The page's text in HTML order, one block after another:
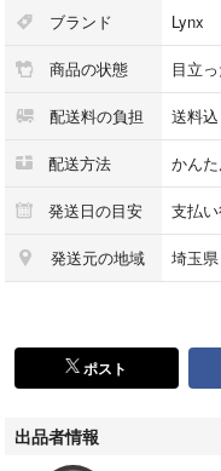
#リンクス
#長袖
#刺繍
#Ｌサイズ
※自宅保管のため、ご了承い
※他サイトでも出品してお
せていただきますので、購
さい。
ーーーーーーーーーーー
良かったら見てみてください
ブランド Lynx
商品の状態 目立
配送料の負担 送料込
配送方法 かん
発送日の目安 支払
発送元の地域 埼玉県
ポスト
出品者情報